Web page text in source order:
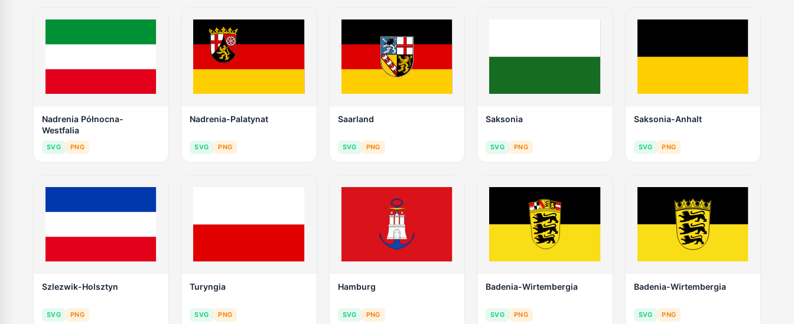
Nadrenia Północna-
Westfalia
SVG PNG
Nadrenia-Palatynat
SVG PNG
Saarland
SVG PNG
Saksonia
SVG PNG
Saksonia-Anhalt
SVG PNG
Szlezwik-Holsztyn
SVG PNG
Turyngia
SVG PNG
Hamburg
SVG PNG
Badenia-Wirtembergia
SVG PNG
Badenia-Wirtembergia
SVG PNG